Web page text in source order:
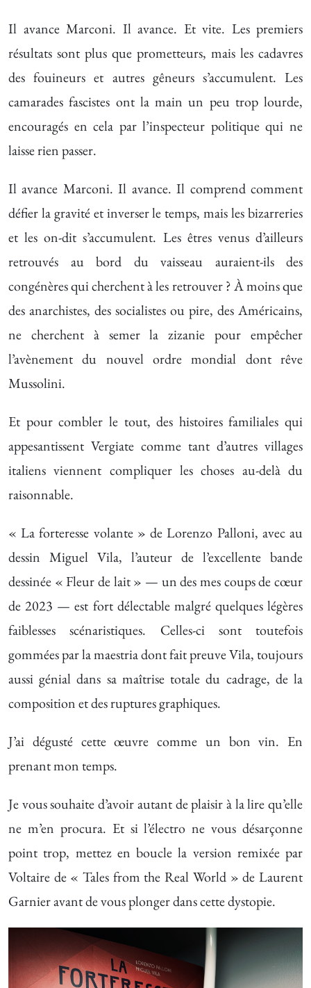
Il avance Marconi. Il avance. Et vite. Les premiers
résultats sont plus que prometteurs, mais les cadavres
des fouineurs et autres gêneurs s’accumulent. Les
camarades fascistes ont la main un peu trop lourde,
encouragés en cela par l’inspecteur politique qui ne
laisse rien passer.
Il avance Marconi. Il avance. Il comprend comment
défier la gravité et inverser le temps, mais les bizarreries
et les on-dit s’accumulent. Les êtres venus d’ailleurs
retrouvés au bord du vaisseau auraient-ils des
congénères qui cherchent à les retrouver ? À moins que
des anarchistes, des socialistes ou pire, des Américains,
ne cherchent à semer la zizanie pour empêcher
l’avènement du nouvel ordre mondial dont rêve
Mussolini.
Et pour combler le tout, des histoires familiales qui
appesantissent Vergiate comme tant d’autres villages
italiens viennent compliquer les choses au-delà du
raisonnable.
« La forteresse volante » de Lorenzo Palloni, avec au
dessin Miguel Vila, l’auteur de l’excellente bande
dessinée « Fleur de lait » — un des mes coups de cœur
de 2023 — est fort délectable malgré quelques légères
faiblesses scénaristiques. Celles-ci sont toutefois
gommées par la maestria dont fait preuve Vila, toujours
aussi génial dans sa maîtrise totale du cadrage, de la
composition et des ruptures graphiques.
J’ai dégusté cette œuvre comme un bon vin. En
prenant mon temps.
Je vous souhaite d’avoir autant de plaisir à la lire qu’elle
ne m’en procura. Et si l’électro ne vous désarçonne
point trop, mettez en boucle la version remixée par
Voltaire de « Tales from the Real World » de Laurent
Garnier avant de vous plonger dans cette dystopie.